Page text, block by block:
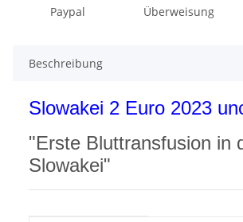
Paypal Überweisung
Beschreibung
Slowakei 2 Euro 2023
"Erste Bluttransfusion in
Slowakei"